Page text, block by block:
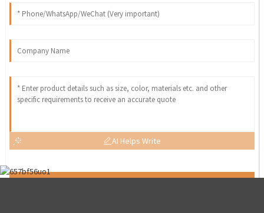
AI Helps Write